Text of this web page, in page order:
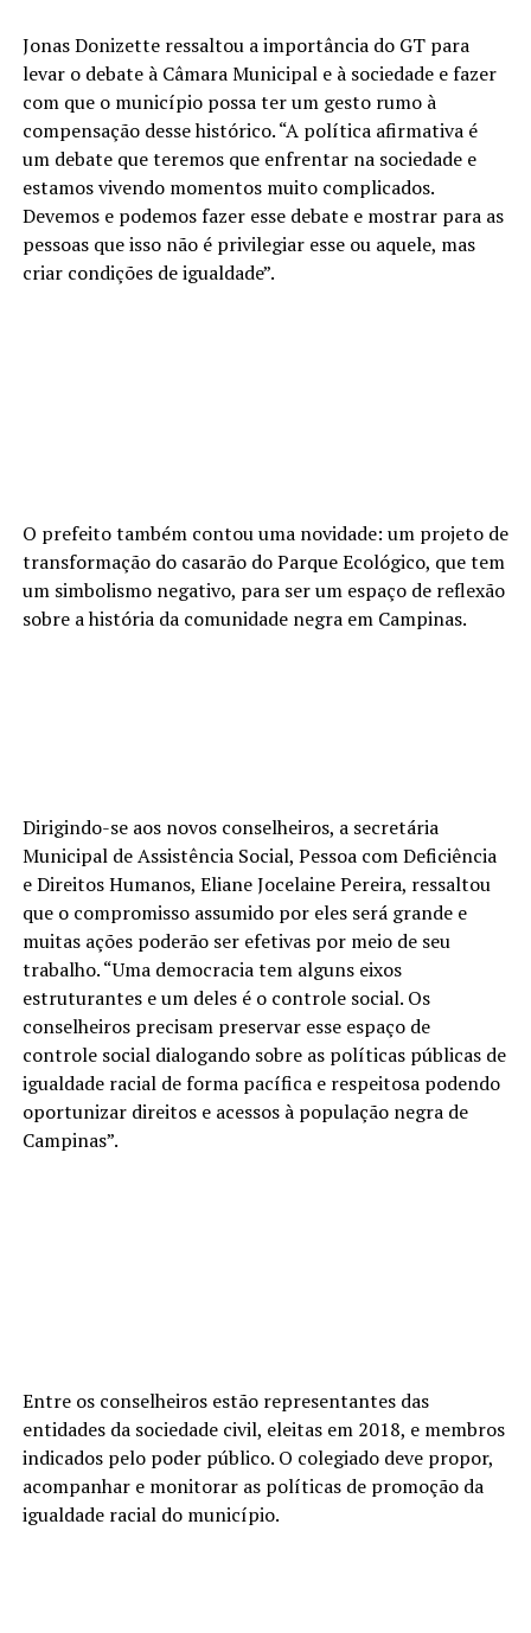
Jonas Donizette ressaltou a importância do GT para
levar o debate à Câmara Municipal e à sociedade e fazer
com que o município possa ter um gesto rumo à
compensação desse histórico. “A política afirmativa é
um debate que teremos que enfrentar na sociedade e
estamos vivendo momentos muito complicados.
Devemos e podemos fazer esse debate e mostrar para as
pessoas que isso não é privilegiar esse ou aquele, mas
criar condições de igualdade”.
O prefeito também contou uma novidade: um projeto de
transformação do casarão do Parque Ecológico, que tem
um simbolismo negativo, para ser um espaço de reflexão
sobre a história da comunidade negra em Campinas.
Dirigindo-se aos novos conselheiros, a secretária
Municipal de Assistência Social, Pessoa com Deficiência
e Direitos Humanos, Eliane Jocelaine Pereira, ressaltou
que o compromisso assumido por eles será grande e
muitas ações poderão ser efetivas por meio de seu
trabalho. “Uma democracia tem alguns eixos
estruturantes e um deles é o controle social. Os
conselheiros precisam preservar esse espaço de
controle social dialogando sobre as políticas públicas de
igualdade racial de forma pacífica e respeitosa podendo
oportunizar direitos e acessos à população negra de
Campinas”.
Entre os conselheiros estão representantes das
entidades da sociedade civil, eleitas em 2018, e membros
indicados pelo poder público. O colegiado deve propor,
acompanhar e monitorar as políticas de promoção da
igualdade racial do município.